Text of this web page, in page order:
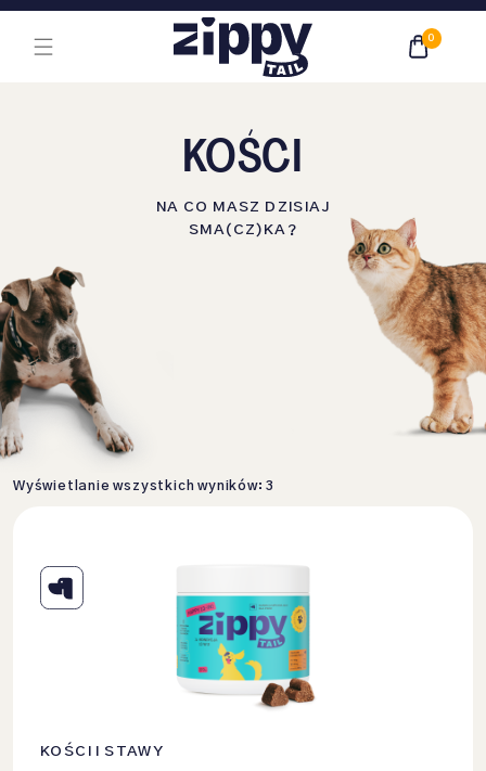
Przejdź do treści głównej
0
KOŚCI
NA CO MASZ DZISIAJ
SMA(CZ)KA?
Wyświetlanie wszystkich wyników: 3
KOŚCI I STAWY